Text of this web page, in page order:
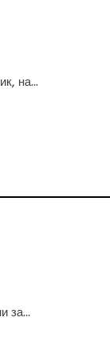
на...
за...